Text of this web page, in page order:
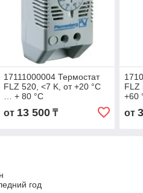
17111000004 Термостат
FLZ 520, <7 K, от +20 °C
… + 80 °C
от 13 500₸
FLZ
+60
от
год